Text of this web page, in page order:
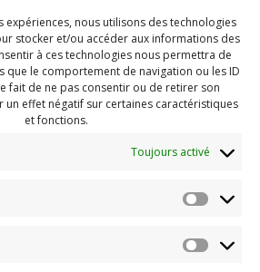
expériences, nous utilisons des technologies
stocker et/ou accéder aux informations des
à ces technologies nous permettra de
que le comportement de navigation ou les ID
fait de ne pas consentir ou de retirer son
un effet négatif sur certaines caractéristiques
et fonctions.
Toujours activé